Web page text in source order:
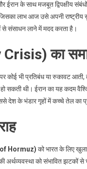
ईरान के साथ मजबूत द्विपक्षीय
लाभ आज उसे अपनी राष्ट्रीय
से संसाधन लाने में मदद करता है।
का
पर कोई भी प्रतिबंध या रुकावट
सकती थी। ईरान का यह कदम
देश के भंडार गृहों में कच्चे तेल का
of Hormuz) को भारत के लिए
अर्थव्यवस्था को संभावित झटकों से